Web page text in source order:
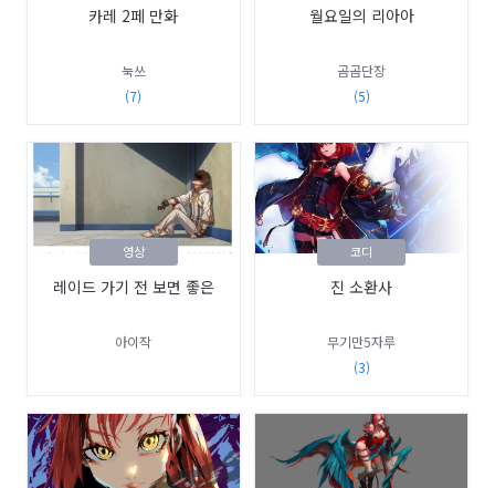
카레 2페 만화
눅쓰
(7)
월요일의 리아아
곰곰단장
(5)
레이드 가기 전 보면 좋은
아이작
영상
진 소환사
무기만5자루
(3)
코디